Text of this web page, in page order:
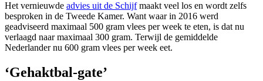
Het vernieuwde advies uit de Schijfmaakt veel los en wordt zelfs
besproken in de Tweede Kamer. Want waar in 2016 werd
geadviseerd maximaal 500 gram vlees per week te eten, is dat nu
verlaagd naar maximaal 300 gram. Terwijl de gemiddelde
Nederlander nu 600 gram vlees per week eet.
‘Gehaktbal-gate’